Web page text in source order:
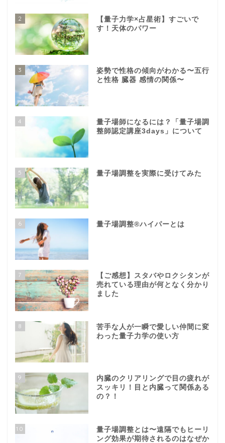
2
【量子力学×占星術】すごいで
す！天体のパワー
3
姿勢で性格の傾向がわかる〜五行
と性格 臓器 感情の関係〜
4
量子場師になるには？「量子場調
整師認定講座3days」について
5 量子場調整を実際に受けてみた
6 量子場調整®️ハイパーとは
7
【ご感想】スタバやロクシタンが
売れている理由が何となく分かり
ました
8
苦手な人が一瞬で愛しい仲間に変
わった量子力学の使い方
9
内臓のクリアリングで目の疲れが
スッキリ！目と内臓って関係ある
の？！
10
量子場調整とは〜遠隔でもヒーリ
ング効果が期待されるのはなぜか